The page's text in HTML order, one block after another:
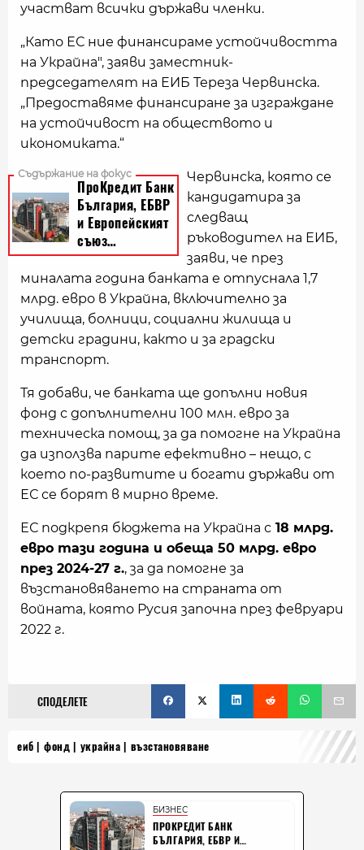
участват всички държави членки.
„Като ЕС ние финансираме устойчивостта
на Украйна", заяви заместник-
председателят на ЕИБ Тереза Червинска.
„Предоставяме финансиране за изграждане
на устойчивост на обществото и
икономиката.“
Червинска, която се
кандидатира за
следващ
ръководител на ЕИБ,
заяви, че през
миналата година банката е отпуснала 1,7
млрд. евро в Украйна, включително за
училища, болници, социални жилища и
детски градини, както и за градски
транспорт.
Тя добави, че банката ще допълни новия
фонд с допълнителни 100 млн. евро за
техническа помощ, за да помогне на Украйна
да използва парите ефективно – нещо, с
което по-развитите и богати държави от
ЕС се борят в мирно време.
ЕС подкрепя бюджета на Украйна с 18 млрд.
евро тази година и обеща 50 млрд. евро
през 2024-27 г., за да помогне за
възстановяването на страната от
войната, която Русия започна през февруари
2022 г.
СПОДЕЛЕТЕ
еиб фонд украйна възстановяване